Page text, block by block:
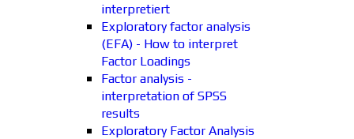
interpretiert
Exploratory factor analysis
(EFA) - How to interpret
Factor Loadings
Factor analysis -
interpretation of SPSS
results
Exploratory Factor Analysis